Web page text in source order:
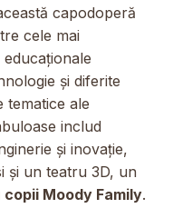
capodoperă
cele mai
și diferite
tematice ale
includ
și inovație,
și un teatru 3D, un
Moody Family.